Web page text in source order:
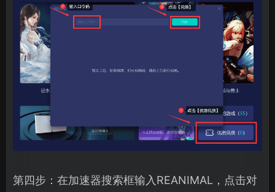
第四步：在加速器搜索框输入REANIMAL，点击对